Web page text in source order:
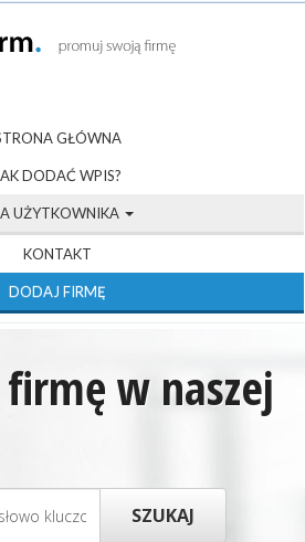
GŁÓWNA
DODAĆ WPIS?
UŻYTKOWNIKA
KONTAKT
DODAJ FIRMĘ
w naszej